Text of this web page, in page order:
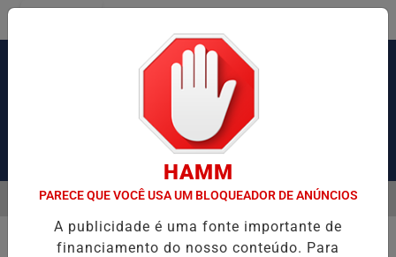
Pesquisar Notícia
PRENDE DOIS SUSPEITOS E APREENDE ARMAS E DROGAS
EM ALTA
MENU
HAMM
PARECE QUE VOCÊ USA UM BLOQUEADOR DE ANÚNCIOS
A publicidade é uma fonte importante de
financiamento do nosso conteúdo. Para